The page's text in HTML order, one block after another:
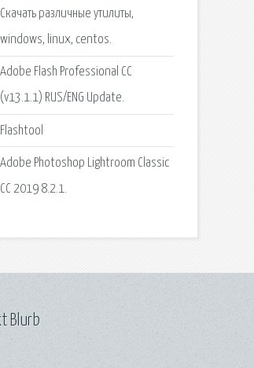
Скачать различные утилиты,
windows, linux, centos.
Adobe Flash Professional CC
(v13.1.1) RUS/ENG Update.
Flashtool
Adobe Photoshop Lightroom Classic
CC 2019 8.2.1.
Blurb